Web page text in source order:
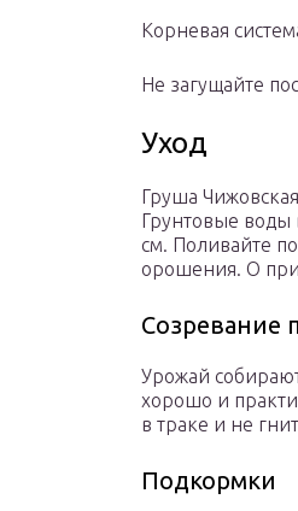
Корневая
Не загущайте
Уход
Груша
Грунтовые воды
см. Поливайте
орошения. О
Созревание
Урожай
хорошо и
в траке и не
Подкормки